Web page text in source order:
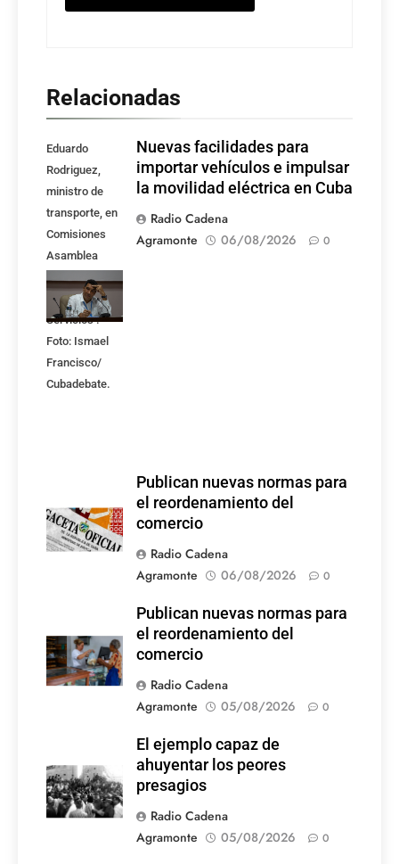
Relacionadas
Eduardo
Rodriguez,
ministro de
transporte, en
Comisiones
Asamblea
Nacional,
Atención a los
Servicios .
Foto: Ismael
Francisco/
Cubadebate.
Nuevas facilidades para
importar vehículos e impulsar
la movilidad eléctrica en Cuba
Radio Cadena
Agramonte
06/08/2026 0
Publican nuevas normas para
el reordenamiento del
comercio
Radio Cadena
Agramonte
06/08/2026 0
Publican nuevas normas para
el reordenamiento del
comercio
Radio Cadena
Agramonte
05/08/2026 0
El ejemplo capaz de
ahuyentar los peores
presagios
Radio Cadena
Agramonte
05/08/2026 0